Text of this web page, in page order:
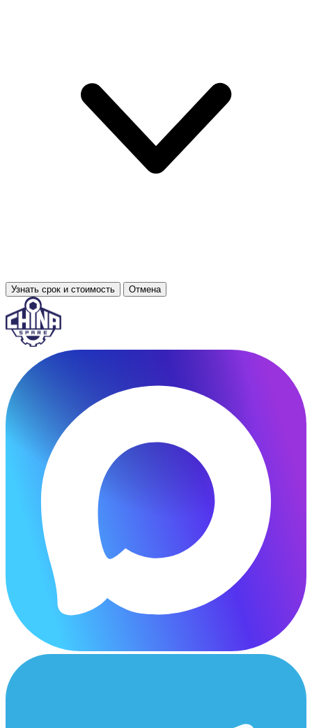
Узнать срок и стоимость Отмена